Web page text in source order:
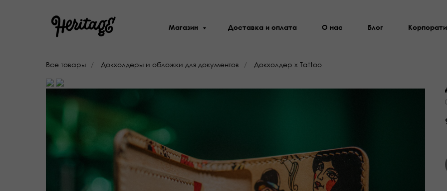
Магазин Доставка и оплата О нас Блог
Все товары / Докхолдеры и обложки для документов / Докхолдер х Tattoo